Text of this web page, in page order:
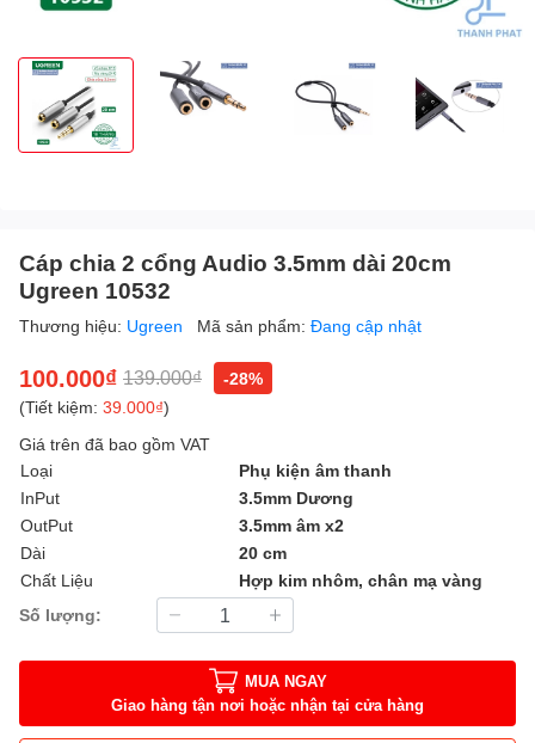
Cáp chia 2 cổng Audio 3.5mm dài 20cm
Ugreen 10532
Thương hiệu: Ugreen Mã sản phẩm: Đang cập nhật
100.000₫ 139.000₫
-28%
(Tiết kiệm: 39.000₫)
Giá trên đã bao gồm VAT
Loại
Phụ kiện âm thanh
InPut
3.5mm Dương
OutPut
3.5mm âm x2
Dài
20 cm
Chất Liệu
Hợp kim nhôm, chân mạ vàng
Số lượng:
MUA NGAY
Giao hàng tận nơi hoặc nhận tại cửa hàng